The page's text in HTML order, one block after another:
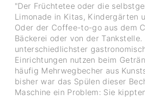
"Der Früchtetee oder die
Limonade in Kitas, Kindergärten
Oder der Coffee-to-go aus dem
Bäckerei oder von der
unterschiedlichster
Einrichtungen nutzen beim
häufig Mehrwegbecher aus
bisher war das Spülen dieser
Maschine ein Problem: Sie